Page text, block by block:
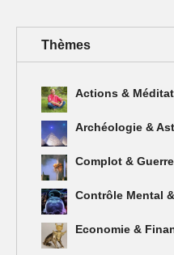
Thèmes
Actions &
Archéologie &
Complot &
Contrôle Mental
Economie &